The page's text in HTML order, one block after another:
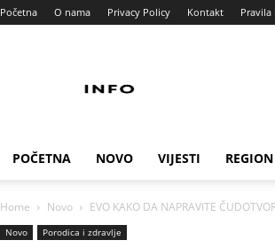
Početna O nama Privacy Policy Kontakt
POČETNA NOVO VIJESTI REGION
Home Novo EVO KAKO DA NAPRAVITE
Novo Porodica i zdravlje